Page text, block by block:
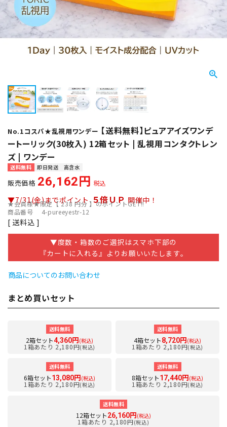
No.1コスパ★乱視用ワンデー 【送料無料】ピュアアイズワンデ
ートーリック(30枚入) 12箱セット | 乱視用コンタクトレン
ズ | ワンデー
送料無料 即日発送 高含水
販売価格 26,162 税込
▼7/31(金)までポイント ５倍ＵＰ 開催中！
★会員様★限定【 238 円分 】のポイントGET!!
商品番号
4-pureeyestr-12
送料込
▼度数・箱数のご選択はスマホ下部の
『カートに入れる』よりお願いいたします。
商品についてのお問い合わせ
まとめ買いセット
送料無料
2箱セット4,360円 (税込)
1箱あたり 2,180円(税込)
送料無料
4箱セット8,720円 (税込)
1箱あたり 2,180円(税込)
送料無料
6箱セット13,080円 (税込)
1箱あたり 2,180円(税込)
送料無料
8箱セット17,440円 (税込)
1箱あたり 2,180円(税込)
送料無料
12箱セット26,160円 (税込)
1箱あたり 2,180円(税込)